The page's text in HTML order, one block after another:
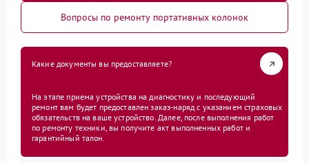
Вопросы по ремонту портативных колонок
Какие документы вы предоставляете?
На этапе приема устройства на диагностику и последующий
ремонт вам будет предоставлен заказ-наряд с указанием страховых
обязательств на ваше устройство. Далее, после выполнения работ
по ремонту техники, вы получите акт выполненных работ и
гарантийный талон.